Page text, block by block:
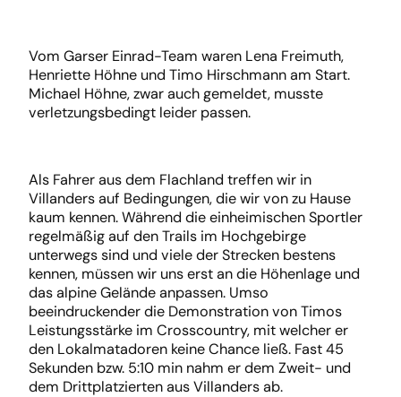
Vom Garser Einrad-Team waren Lena Freimuth,
Henriette Höhne und Timo Hirschmann am Start.
Michael Höhne, zwar auch gemeldet, musste
verletzungsbedingt leider passen.
Als Fahrer aus dem Flachland treffen wir in
Villanders auf Bedingungen, die wir von zu Hause
kaum kennen. Während die einheimischen Sportler
regelmäßig auf den Trails im Hochgebirge
unterwegs sind und viele der Strecken bestens
kennen, müssen wir uns erst an die Höhenlage und
das alpine Gelände anpassen. Umso
beeindruckender die Demonstration von Timos
Leistungsstärke im Crosscountry, mit welcher er
den Lokalmatadoren keine Chance ließ. Fast 45
Sekunden bzw. 5:10 min nahm er dem Zweit- und
dem Drittplatzierten aus Villanders ab.